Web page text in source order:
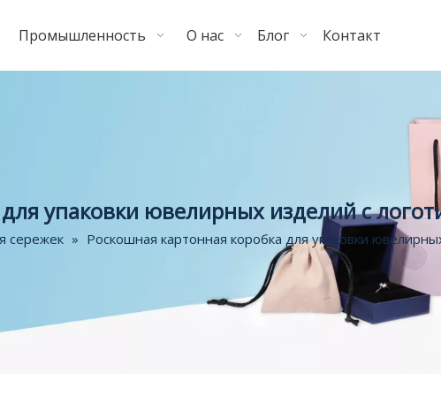
Промышленность О нас Блог Контакт
упаковки ювелирных изделий с
сережек » Роскошная картонная коробка для упаковки